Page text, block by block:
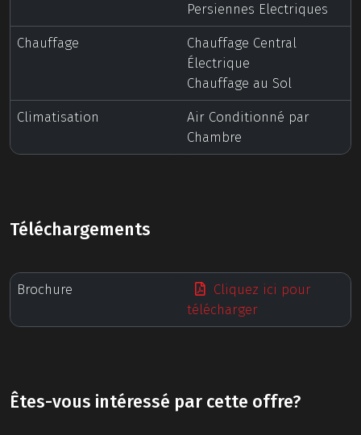
Persiennes Electriques
Chauffage
Chauffage Central
Électrique
Chauffage au Sol
Climatisation
Air Conditionné par
Chambre
Téléchargements
Brochure
Cliquez ici pour
télécharger
Êtes-vous intéressé par cette offre?